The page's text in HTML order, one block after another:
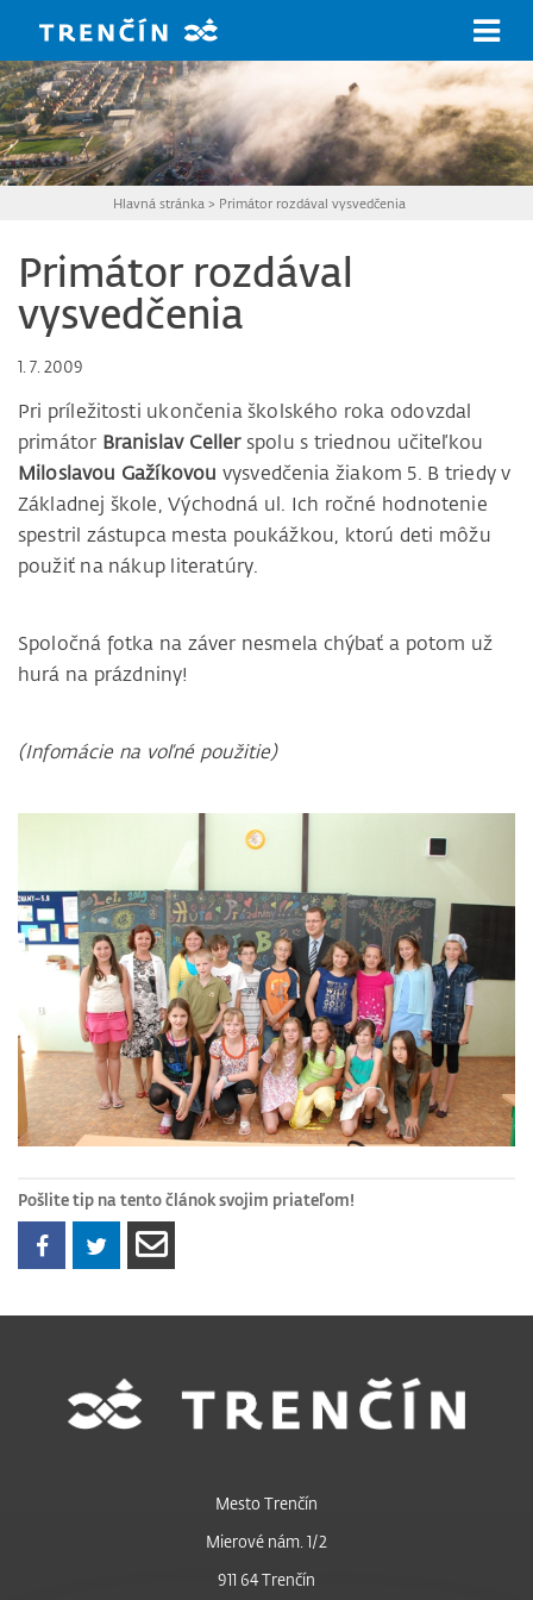
Hlavná stránka > Primátor rozdával vysvedčenia
Primátor rozdával
vysvedčenia
1. 7. 2009
Pri príležitosti ukončenia školského roka odovzdal
primátor Branislav Cellerspolu s triednou učiteľkou
Miloslavou Gažíkovou vysvedčenia žiakom 5. B triedy v
Základnej škole, Východná ul. Ich ročné hodnotenie
spestril zástupca mesta poukážkou, ktorú deti môžu
použiť na nákup literatúry.
Spoločná fotka na záver nesmela chýbať a potom už
hurá na prázdniny!
(Infomácie na voľné použitie)
Pošlite tip na tento článok svojim priateľom!
Mesto Trenčín
Mierové nám. 1/2
911 64 Trenčín